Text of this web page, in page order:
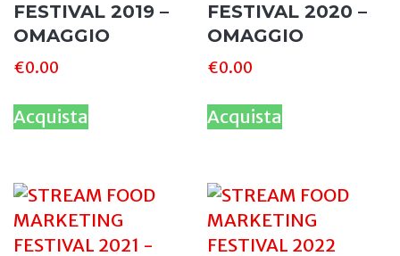
FESTIVAL 2019 –
OMAGGIO
€0.00
Acquista
FESTIVAL 2020 –
OMAGGIO
€0.00
Acquista